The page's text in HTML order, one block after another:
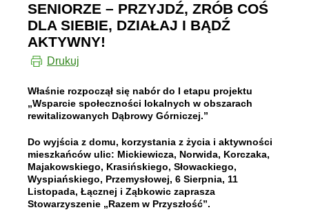
SENIORZE – PRZYJDŹ, ZRÓB COŚ
DLA SIEBIE, DZIAŁAJ I BĄDŹ
AKTYWNY!
Drukuj
Właśnie rozpoczął się nabór do I etapu projektu
„Wsparcie społeczności lokalnych w obszarach
rewitalizowanych Dąbrowy Górniczej.”
Do wyjścia z domu, korzystania z życia i aktywności
mieszkańców ulic: Mickiewicza, Norwida, Korczaka,
Majakowskiego, Krasińskiego, Słowackiego,
Wyspiańskiego, Przemysłowej, 6 Sierpnia, 11
Listopada, Łącznej i Ząbkowic zaprasza
Stowarzyszenie „Razem w Przyszłość”.